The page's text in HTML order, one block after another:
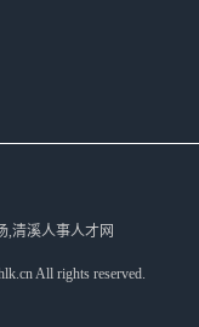
,清溪人事人才网
All rights reserved.